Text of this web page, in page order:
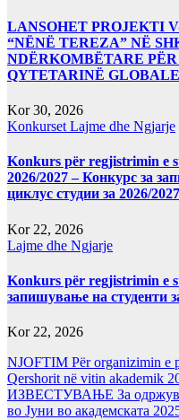
LANSOHET PROJEKTI
“NËNË TEREZA” NË
NDËRKOMBËTARE
QYTETARINË GLOBALE
Kor 30, 2026
Konkurset Lajme dhe Ngjarje
Konkurs për regjistrimin e
2026/2027 – Конкурс за
циклус студии за 2026/2027
Kor 22, 2026
Lajme dhe Ngjarje
Konkurs për regjistrimin e
запишување на студенти
Kor 22, 2026
NJOFTIM Për organizimin e
Qershorit në vitin akademik
ИЗВЕСТУВАЊЕ За
во Јуни во академската